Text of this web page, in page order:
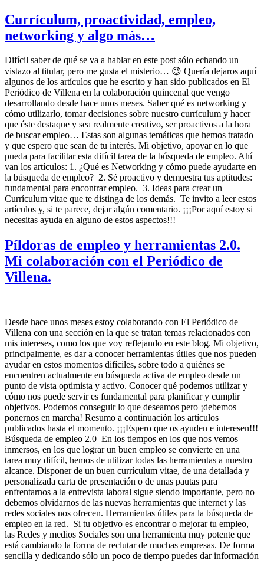
Currículum, proactividad, empleo,
networking y algo más…
Difícil saber de qué se va a hablar en este post sólo echando un
vistazo al titular, pero me gusta el misterio… 😉 Quería dejaros aquí
algunos de los artículos que he escrito y han sido publicados en El
Periódico de Villena en la colaboración quincenal que vengo
desarrollando desde hace unos meses. Saber qué es networking y
cómo utilizarlo, tomar decisiones sobre nuestro currículum y hacer
que éste destaque y sea realmente creativo, ser proactivos a la hora
de buscar empleo… Estas son algunas temáticas que hemos tratado
y que espero que sean de tu interés. Mi objetivo, apoyar en lo que
pueda para facilitar esta difícil tarea de la búsqueda de empleo. Ahí
van los artículos: 1. ¿Qué es Networking y cómo puede ayudarte en
la búsqueda de empleo? 2. Sé proactivo y demuestra tus aptitudes:
fundamental para encontrar empleo. 3. Ideas para crear un
Currículum vitae que te distinga de los demás. Te invito a leer estos
artículos y, si te parece, dejar algún comentario. ¡¡¡Por aquí estoy si
necesitas ayuda en alguno de estos aspectos!!!
Píldoras de empleo y herramientas 2.0.
Mi colaboración con el Periódico de
Villena.
Desde hace unos meses estoy colaborando con El Periódico de
Villena con una sección en la que se tratan temas relacionados con
mis intereses, como los que voy reflejando en este blog. Mi objetivo,
principalmente, es dar a conocer herramientas útiles que nos pueden
ayudar en estos momentos difíciles, sobre todo a quiénes se
encuentren actualmente en búsqueda activa de empleo desde un
punto de vista optimista y activo. Conocer qué podemos utilizar y
cómo nos puede servir es fundamental para planificar y cumplir
objetivos. Podemos conseguir lo que deseamos pero ¡debemos
ponernos en marcha! Resumo a continuación los artículos
publicados hasta el momento. ¡¡¡Espero que os ayuden e interesen!!!
Búsqueda de empleo 2.0 En los tiempos en los que nos vemos
inmersos, en los que lograr un buen empleo se convierte en una
tarea muy difícil, hemos de utilizar todas las herramientas a nuestro
alcance. Disponer de un buen currículum vitae, de una detallada y
personalizada carta de presentación o de unas pautas para
enfrentarnos a la entrevista laboral sigue siendo importante, pero no
debemos olvidarnos de las nuevas herramientas que internet y las
redes sociales nos ofrecen. Herramientas útiles para la búsqueda de
empleo en la red. Si tu objetivo es encontrar o mejorar tu empleo,
las Redes y medios Sociales son una herramienta muy potente que
está cambiando la forma de reclutar de muchas empresas. De forma
sencilla y dedicando sólo un poco de tiempo puedes dar información